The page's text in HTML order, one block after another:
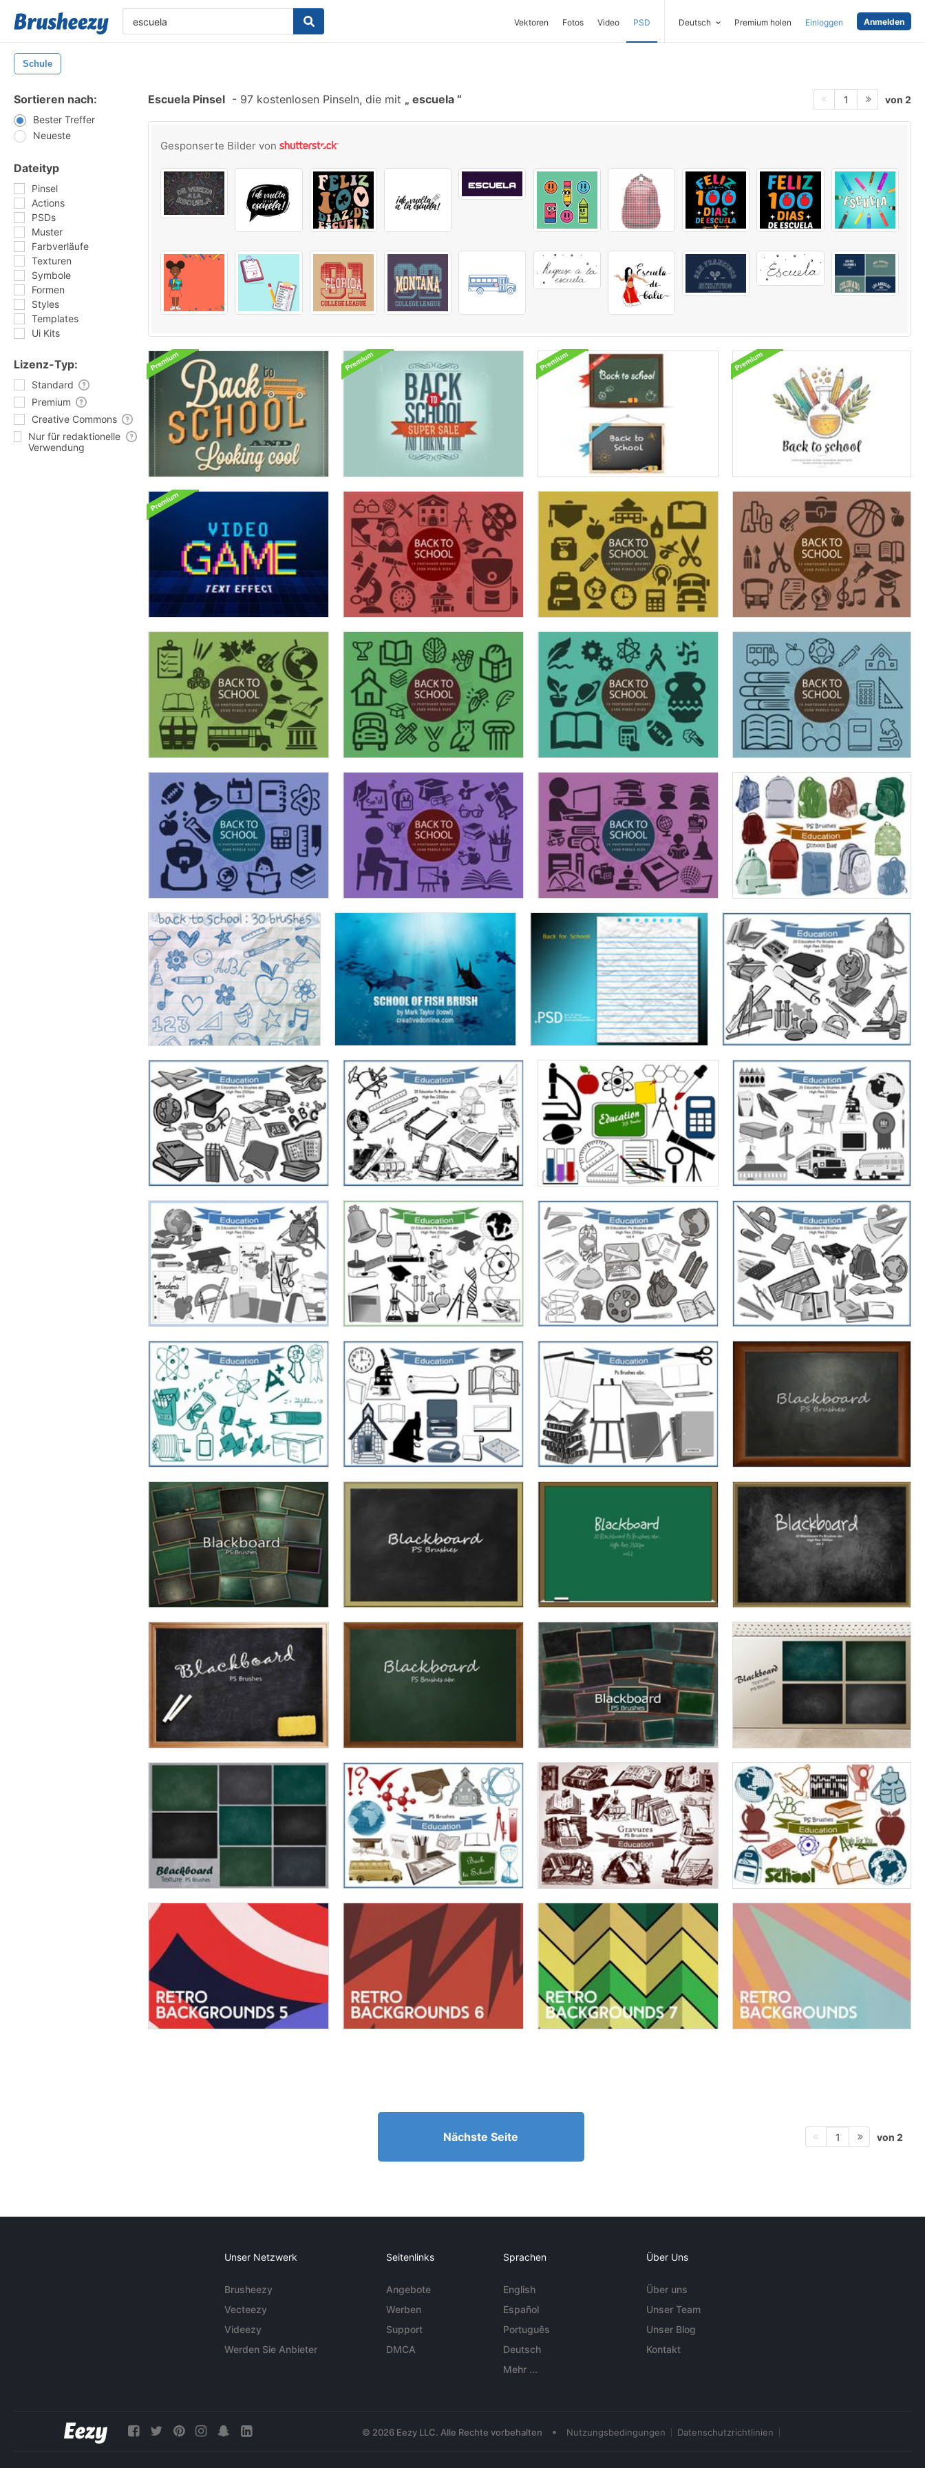
Vektoren Fotos Video PSD Deutsch Premium holen Einloggen Anmelden
Schule
Sortieren nach:
Bester Treffer
Neueste
Dateityp
Pinsel
Actions
PSDs
Muster
Farbverläufe
Texturen
Symbole
Formen
Styles
Templates
Ui Kits
Lizenz-Typ:
Standard
Premium
Creative Commons
Nur für redaktionelle
Verwendung
Escuela Pinsel - 97 kostenlosen Pinseln, die mit escuela 1 von 2
Gesponserte Bilder von
Nächste Seite 1 von 2
Unser Netzwerk
Brusheezy
Vecteezy
Videezy
Werden Sie Anbieter
Seitenlinks
Angebote
Werben
Support
DMCA
Sprachen
English
Español
Português
Deutsch
Mehr ...
Über Uns
Über uns
Unser Team
Unser Blog
Kontakt
© 2026 Eezy LLC. Alle Rechte vorbehalten • Nutzungsbedingungen Datenschutzrichtlinien